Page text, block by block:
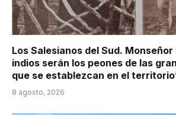
Los Salesianos del Sud.
indios serán los peones de las
que se establezcan en el
8 agosto, 2026